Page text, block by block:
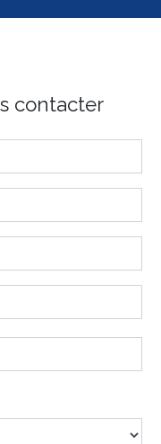
contacter